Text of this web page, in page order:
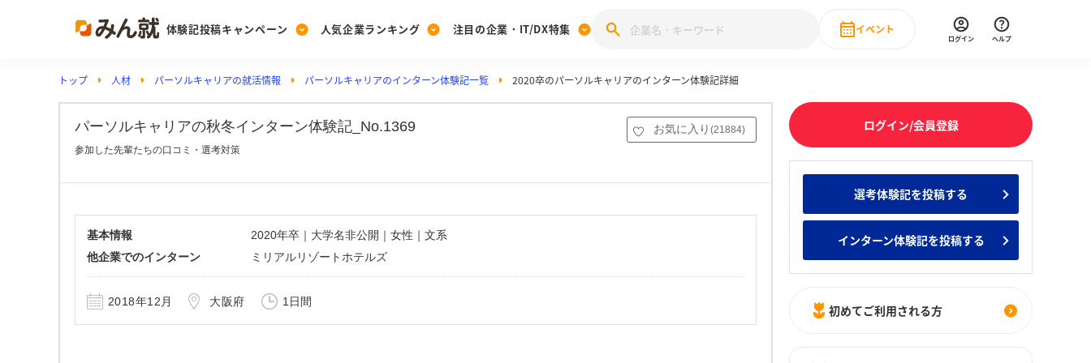
体験記投稿キャンペーン
Post
投稿する
[27卒] 本選考体験記投稿キャンペーン
人気企業ランキング
Ranking
ランキングを見る
Vote
投票する
みんなの新卒就職人気企業ランキング みんなのインターン人気企業ランキ
注目の企業・IT/DX特集
PickUp
注目の企業特集
28卒 IT・DX現場社員インタビュー
動画で知ろう！業界・企業研究
イベント
直近のイベント一覧
ログイン ヘルプ
トップ 人材 パーソルキャリアの就活情報 パーソルキャリアのインターン体験記一覧 2020卒のパーソルキャリアのインターン体験記詳細
パーソルキャリアの秋冬インターン体験記_No.1369 お気に入り (21884)
参加した先輩たちの口コミ・選考対策
基本情報
2020年卒｜大学名非公開｜女性｜文系
他企業でのインターン
ミリアルリゾートホテルズ
2018年12月 大阪府 1日間
ログイン/会員登録
選考体験記を投稿する
インターン体験記を投稿する
初めてご利用される方